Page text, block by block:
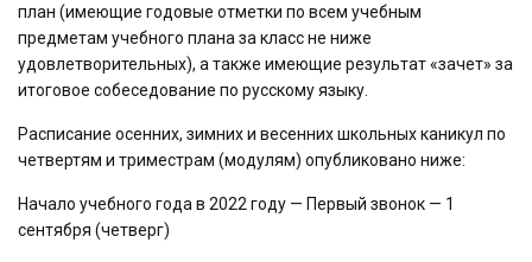
план (имеющие годовые отметки по всем учебным
предметам учебного плана за класс не ниже
удовлетворительных), а также имеющие результат «зачет» за
итоговое собеседование по русскому языку.
Расписание осенних, зимних и весенних школьных каникул по
четвертям и триместрам (модулям) опубликовано ниже:
Начало учебного года в 2022 году — Первый звонок — 1
сентября (четверг)